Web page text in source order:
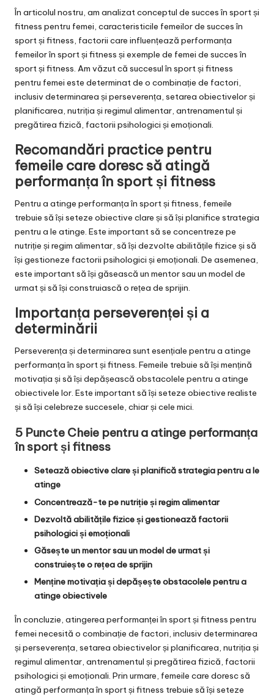
În articolul nostru, am analizat conceptul de succes în sport și
fitness pentru femei, caracteristicile femeilor de succes în
sport și fitness, factorii care influențează performanța
femeilor în sport și fitness și exemple de femei de succes în
sport și fitness. Am văzut că succesul în sport și fitness
pentru femei este determinat de o combinație de factori,
inclusiv determinarea și perseverența, setarea obiectivelor și
planificarea, nutriția și regimul alimentar, antrenamentul și
pregătirea fizică, factorii psihologici și emoționali.
Recomandări practice pentru
femeile care doresc să atingă
performanța în sport și fitness
Pentru a atinge performanța în sport și fitness, femeile
trebuie să își seteze obiective clare și să își planifice strategia
pentru a le atinge. Este important să se concentreze pe
nutriție și regim alimentar, să își dezvolte abilitățile fizice și să
își gestioneze factorii psihologici și emoționali. De asemenea,
este important să își găsească un mentor sau un model de
urmat și să își construiască o rețea de sprijin.
Importanța perseverenței și a
determinării
Perseverența și determinarea sunt esențiale pentru a atinge
performanța în sport și fitness. Femeile trebuie să își mențină
motivația și să își depășească obstacolele pentru a atinge
obiectivele lor. Este important să își seteze obiective realiste
și să își celebreze succesele, chiar și cele mici.
5 Puncte Cheie pentru a atinge performanța
în sport și fitness
Setează obiective clare și planifică strategia pentru a le
atinge
Concentrează-te pe nutriție și regim alimentar
Dezvoltă abilitățile fizice și gestionează factorii
psihologici și emoționali
Găsește un mentor sau un model de urmat și
construiește o rețea de sprijin
Menține motivația și depășește obstacolele pentru a
atinge obiectivele
În concluzie, atingerea performanței în sport și fitness pentru
femei necesită o combinație de factori, inclusiv determinarea
și perseverența, setarea obiectivelor și planificarea, nutriția și
regimul alimentar, antrenamentul și pregătirea fizică, factorii
psihologici și emoționali. Prin urmare, femeile care doresc să
atingă performanța în sport și fitness trebuie să își seteze